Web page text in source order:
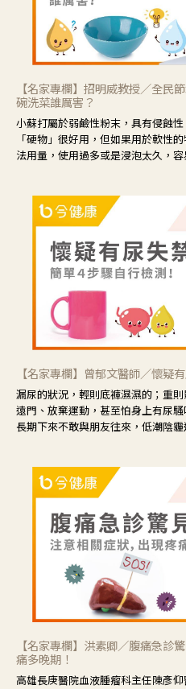
【名家專欄】招明威教授／全民
碗洗菜誰厲害？
小蘇打屬於弱鹼性粉末，具有侵蝕
「硬物」很好用，但如果用於軟性
法用量，使用過多或是浸泡太久，
【名家專欄】曾郁文醫師／懷疑
漏尿的狀況，輕則底褲濕濕的；重
遠門、放棄運動，甚至怕身上有尿
長期下來不敢與朋友往來，低潮陰霾
【名家專欄】洪素卿／腹痛急診
痛多晚期！
高雄長庚醫院血液腫瘤科主任陳彥